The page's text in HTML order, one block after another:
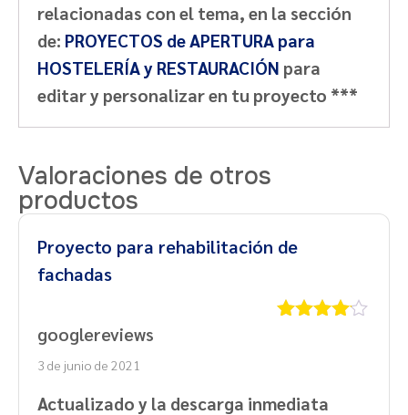
relacionadas con el tema, en la sección
de: PROYECTOS de APERTURA para
HOSTELERÍA y RESTAURACIÓN para
editar y personalizar en tu proyecto ***
Valoraciones de otros
productos
Proyecto para rehabilitación de
fachadas
googlereviews
3 de junio de 2021
Actualizado y la descarga inmediata